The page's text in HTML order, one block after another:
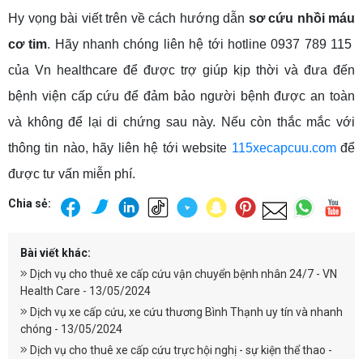
Hy vọng bài viết trên về cách hướng dẫn sơ cứu nhồi máu
cơ tim. Hãy nhanh chóng liên hệ tới hotline 0937 789 115
của Vn healthcare để được trợ giúp kịp thời và đưa đến
bệnh viện cấp cứu để đảm bảo người bệnh được an toàn
và không để lại di chứng sau này. Nếu còn thắc mắc với
thông tin nào, hãy liên hệ tới website 115xecapcuu.comđể
được tư vấn miễn phí.
Chia sẻ:
Bài viết khác:
Dịch vụ cho thuê xe cấp cứu vận chuyển bệnh nhân 24/7 - VN
Health Care - 13/05/2024
Dịch vụ xe cấp cứu, xe cứu thương Bình Thạnh uy tín và nhanh
chóng - 13/05/2024
Dịch vụ cho thuê xe cấp cứu trực hội nghị - sự kiện thể thao -